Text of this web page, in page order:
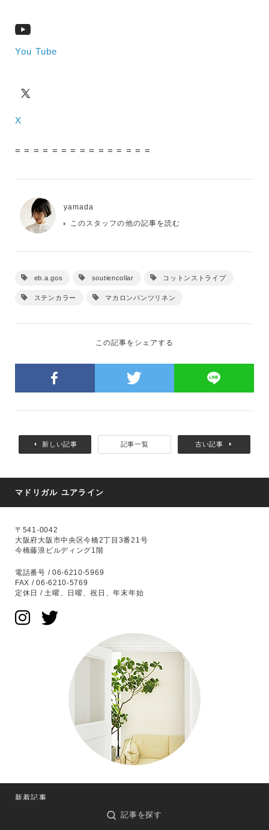
You Tube
X
= = = = = = = = = = = = = = =
yamada
このスタッフの他の記事を読む
eb.a.gos soutiencollar コットンストライプ
ステンカラー マカロンパンツリネン
この記事をシェアする
新しい記事 記事一覧 古い記事
マドリガル ユアライン
〒541-0042
大阪府大阪市中央区今橋2丁目3番21号
今橋藤浪ビルディング1階
電話番号 / 06-6210-5969
FAX / 06-6210-5769
定休日 / 土曜、日曜、祝日、年末年始
新着記事
記事を探す